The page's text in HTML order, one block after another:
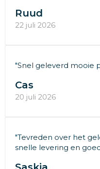
Ruud
22 juli 2026
"Snel geleverd mooie
Cas
20 juli 2026
"Tevreden over het
snelle levering en